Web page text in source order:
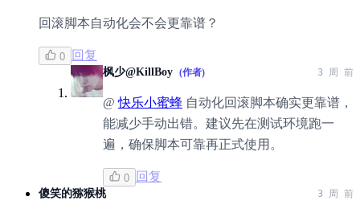
回滚脚本自动化会不会更靠谱？
0 回复
枫少@KillBoy (作者) 3 周 前
@快乐小蜜蜂 自动化回滚脚本确实更靠谱，
能减少手动出错。建议先在测试环境跑一
遍，确保脚本可靠再正式使用。
0 回复
傻笑的猕猴桃 3 周 前